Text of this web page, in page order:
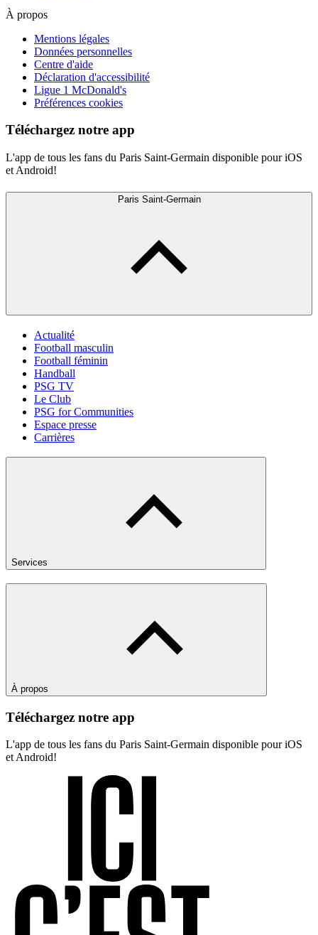
À propos
Mentions légales
Données personnelles
Centre d'aide
Déclaration d'accessibilité
Ligue 1 McDonald's
Préférences cookies
Téléchargez notre app
L'app de tous les fans du Paris Saint-Germain disponible pour iOS
et Android!
Paris Saint-Germain
Actualité
Football masculin
Football féminin
Handball
PSG TV
Le Club
PSG for Communities
Espace presse
Carrières
Services
À propos
Téléchargez notre app
L'app de tous les fans du Paris Saint-Germain disponible pour iOS
et Android!